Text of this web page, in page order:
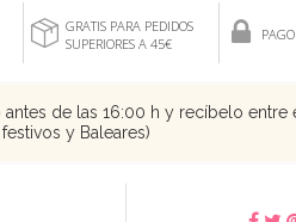
GRATIS PARA PEDIDOS
SUPERIORES A 45€
antes de las 16:00 h y recíbelo entre
y Baleares)